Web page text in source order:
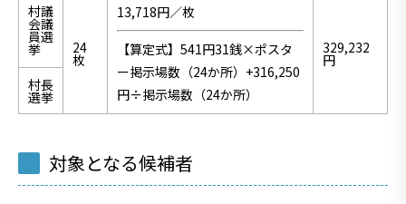
村議
会議
員選
挙 24
枚
13,718円／枚
【算定式】541円31銭×ポスタ
ー掲示場数（24か所）+316,250
円÷掲示場数（24か所）
329,232
円
村長
選挙
対象となる候補者